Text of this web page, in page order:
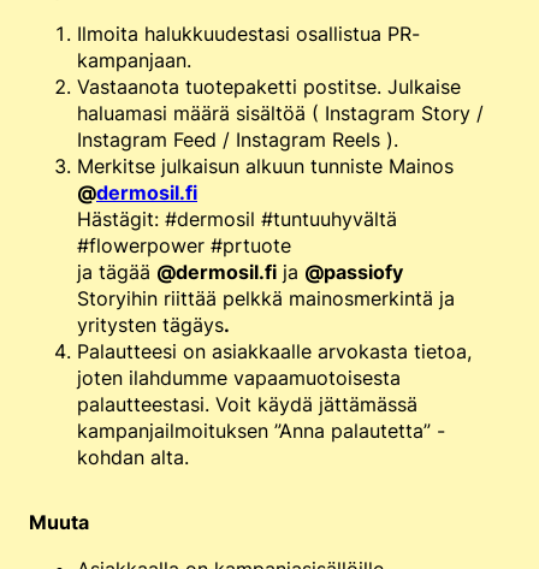
Ilmoita halukkuudestasi osallistua PR-
kampanjaan.
Vastaanota tuotepaketti postitse. Julkaise
haluamasi määrä sisältöä ( Instagram Story /
Instagram Feed / Instagram Reels ).
Merkitse julkaisun alkuun tunniste Mainos
@dermosil.fi
Hästägit: #dermosil #tuntuuhyvältä
#flowerpower #prtuote
ja tägää @dermosil.fi ja @passiofy
Storyihin riittää pelkkä mainosmerkintä ja
yritysten tägäys.
Palautteesi on asiakkaalle arvokasta tietoa,
joten ilahdumme vapaamuotoisesta
palautteestasi. Voit käydä jättämässä
kampanjailmoituksen ”Anna palautetta” -
kohdan alta.
Muuta